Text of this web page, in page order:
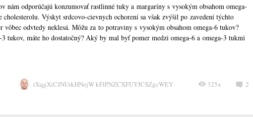
nám odporúčajú konzumovať rastlinné tuky a margaríny s vysokým obsahom omega-
cholesterolu. Výskyt srdcovo-cievnych ochorení sa však zvýšil po zavedení týchto
vôbec odvtedy neklesá. Môžu za to potraviny s vysokým obsahom omega-6 tukov?
tukov, máte ho dostatočný? Aký by mal byť pomer medzi omega-6 a omega-3 tukmi
tXqgXiCJNUrkHNejW kFlPNZCXFUYJCSZgcWEY 2
325x